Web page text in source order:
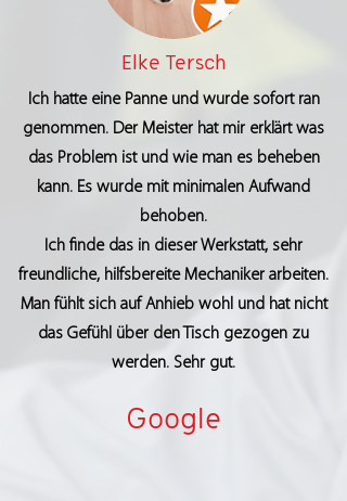
Elke Tersch
Ich hatte eine Panne und wurde sofort ran
genommen. Der Meister hat mir erklärt was
das Problem ist und wie man es beheben
kann. Es wurde mit minimalen Aufwand
behoben.
Ich finde das in dieser Werkstatt, sehr
freundliche, hilfsbereite Mechaniker arbeiten.
Man fühlt sich auf Anhieb wohl und hat nicht
das Gefühl über den Tisch gezogen zu
werden. Sehr gut.
Google